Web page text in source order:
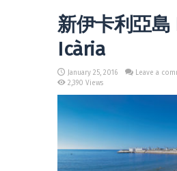
新伊卡利亞島
Icària
January 25, 2016
Leave a
2,390 Views